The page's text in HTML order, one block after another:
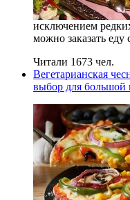
исключением
можно заказать еду
Читали 1673 чел.
Вегетарианская
выбор для большой